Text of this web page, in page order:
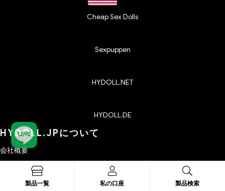
Cheap Sex Dolls
Sexpuppen
HYDOLL.NET
HYDOLL.DE
HYDOLL.JPについて
会社概要
お問い合わせ
プライバシーポリシー
製品一覧 私の口座 製品検索